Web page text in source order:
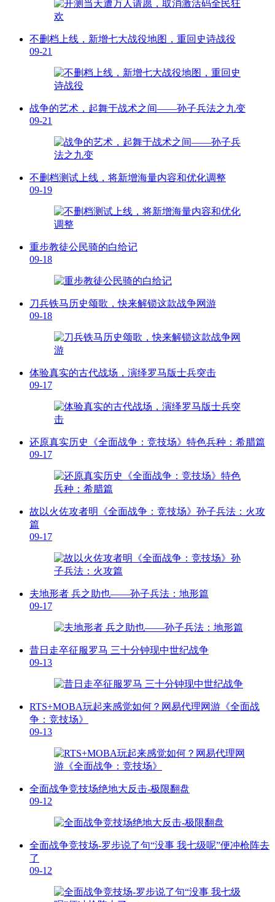
不删档上线，新增七大战役地图，重回史诗战役
09-21
战争的艺术，起舞于战术之间——孙子兵法之九变
09-21
不删档测试上线，将新增海量内容和优化调整
09-19
重步教徒公民骑的白给记
09-18
刀兵铁马历史颂歌，快来解锁这款战争网游
09-18
体验真实的古代战场，演绎罗马版士兵突击
09-17
还原真实历史《全面战争：竞技场》特色兵种：希腊篇
09-17
故以火佐攻者明《全面战争：竞技场》孙子兵法：火攻
篇
09-17
夫地形者 兵之助也——孙子兵法：地形篇
09-17
昔日走卒征服罗马 三十分钟现中世纪战争
09-13
RTS+MOBA玩起来感觉如何？网易代理网游《全面战
争：竞技场》
09-13
全面战争竞技场绝地大反击-极限翻盘
09-12
全面战争竞技场-罗步说了句“没事 我七级呢”便冲枪阵去
了
09-12